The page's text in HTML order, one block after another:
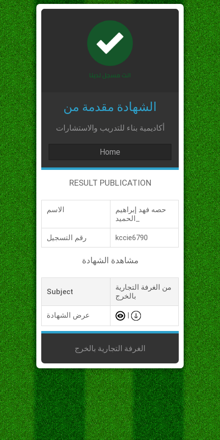
الشهادة مقدمة من
أكاديمية بناء للتدريب والاستشارات
Home
RESULT PUBLICATION
الاسم
حصه فهد إبراهيم
رقم التسجيل kccie6790
مشاهدة الشهادة
Subject
من الغرفة التجارية
بالخرج
عرض الشهادة
الغرفة التجارية بالخرج